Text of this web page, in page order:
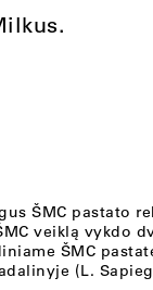
ŠMC pastato
veiklą vykdo
ŠMC
(L.